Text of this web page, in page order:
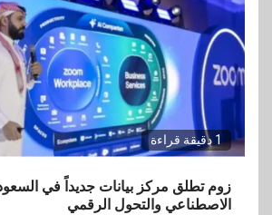
1 دقيقة قراءة
زوم تطلق مركز بيانات جديداً في
الاصطناعي والتحول الرقمي